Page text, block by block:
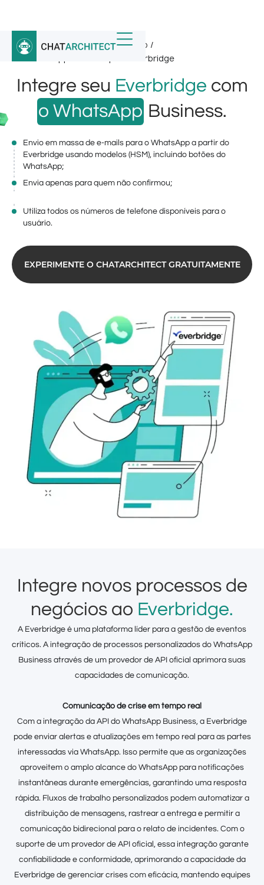
Início Integrações do WhatsApp /
API WhatsApp Business para Everbridge
Integre seu Everbridge com
o WhatsApp Business.
Envio em massa de e-mails para o WhatsApp a partir do
Everbridge usando modelos (HSM), incluindo botões do
WhatsApp;
Envia apenas para quem não confirmou;
Utiliza todos os números de telefone disponíveis para o
usuário.
EXPERIMENTE O CHATARCHITECT GRATUITAMENTE
Integre novos processos de
negócios ao Everbridge.
A Everbridge é uma plataforma líder para a gestão de eventos
críticos. A integração de processos personalizados do WhatsApp
Business através de um provedor de API oficial aprimora suas
capacidades de comunicação.
Comunicação de crise em tempo real
Com a integração da API do WhatsApp Business, a Everbridge
pode enviar alertas e atualizações em tempo real para as partes
interessadas via WhatsApp. Isso permite que as organizações
aproveitem o amplo alcance do WhatsApp para notificações
instantâneas durante emergências, garantindo uma resposta
rápida. Fluxos de trabalho personalizados podem automatizar a
distribuição de mensagens, rastrear a entrega e permitir a
comunicação bidirecional para o relato de incidentes. Com o
suporte de um provedor de API oficial, essa integração garante
confiabilidade e conformidade, aprimorando a capacidade da
Everbridge de gerenciar crises com eficácia, mantendo equipes